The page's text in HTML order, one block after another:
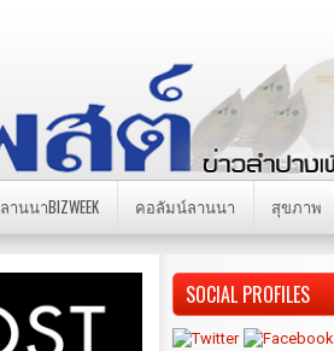
ลานนาBIZWEEK คอลัมน์ลานนา สุขภาพ
SOCIAL PROFILES